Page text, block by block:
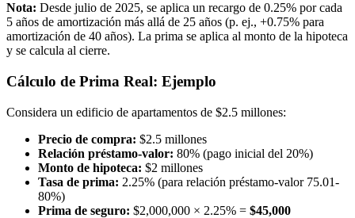
Nota: Desde julio de 2025, se aplica un recargo de 0.25% por cada
5 años de amortización más allá de 25 años (p. ej., +0.75% para
amortización de 40 años). La prima se aplica al monto de la hipoteca
y se calcula al cierre.
Cálculo de Prima Real: Ejemplo
Considera un edificio de apartamentos de $2.5 millones:
Precio de compra: $2.5 millones
Relación préstamo-valor: 80% (pago inicial del 20%)
Monto de hipoteca: $2 millones
Tasa de prima: 2.25% (para relación préstamo-valor 75.01-
80%)
Prima de seguro: $2,000,000 × 2.25% = $45,000